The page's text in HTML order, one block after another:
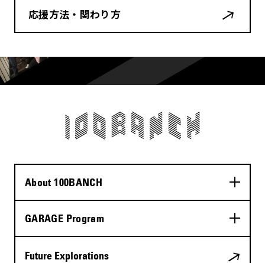
応援方法・関わり方
About 100BANCH
GARAGE Program
Future Explorations